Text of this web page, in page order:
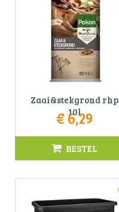
Zaai&stekgrond rhp
10l
€ 6,29
BESTEL